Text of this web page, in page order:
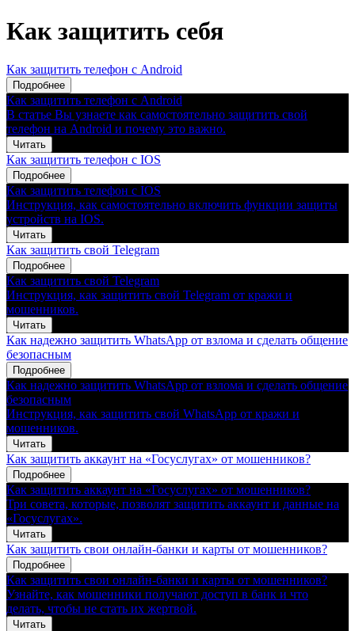
Как защитить себя
Как защитить телефон с Android
Подробнее
Как защитить телефон с Android
В статье Вы узнаете как самостоятельно защитить свой
телефон на Android и почему это важно.
Читать
Как защитить телефон с IOS
Подробнее
Как защитить телефон с IOS
Инструкция, как самостоятельно включить функции защиты
устройств на IOS.
Читать
Как защитить свой Telegram
Подробнее
Как защитить свой Telegram
Инструкция, как защитить свой Telegram от кражи и
мошенников.
Читать
Как надежно защитить WhatsApp от взлома и сделать общение
безопасным
Подробнее
Как надежно защитить WhatsApp от взлома и сделать общение
безопасным
Инструкция, как защитить свой WhatsApp от кражи и
мошенников.
Читать
Как защитить аккаунт на «Госуслугах» от мошенников?
Подробнее
Как защитить аккаунт на «Госуслугах» от мошенников?
Три совета, которые, позволят защитить аккаунт и данные на
«Госуслугах».
Читать
Как защитить свои онлайн-банки и карты от мошенников?
Подробнее
Как защитить свои онлайн-банки и карты от мошенников?
Узнайте, как мошенники получают доступ в банк и что
делать, чтобы не стать их жертвой.
Читать